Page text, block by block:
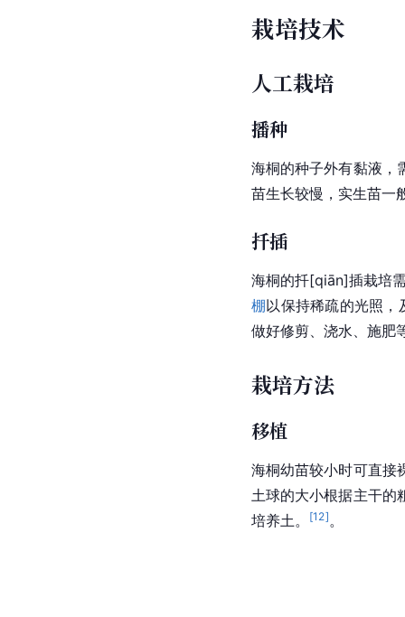
栽培技术
人工栽培
播种
海桐的种子外有黏液，
苗生长较慢，实生苗一
扦插
海桐的扦[qiān]插栽培
棚以保持稀疏的光照
做好修剪、浇水、施肥
栽培方法
移植
海桐幼苗较小时可直接
土球的大小根据主干的
培养土。
[12]。